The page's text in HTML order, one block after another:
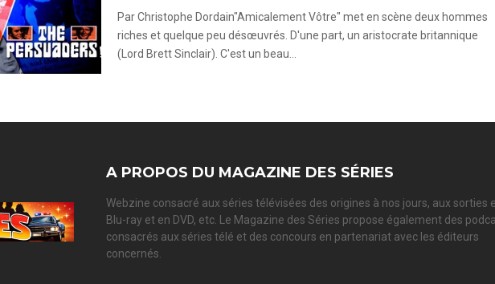
Par Christophe Dordain"Amicalement Vôtre" met en scène deux hommes
riches et quelque peu désœuvrés. D'une part, un aristocrate britannique
(Lord Brett Sinclair). C'est un beau...
A PROPOS DU MAGAZINE DES SÉRIES
Webzine consacré aux séries télévisées des origines à nos jours, aux sorties
Blu-ray et en DVD, etc. Le Magazine des Séries propose également des
consacrés aux séries télé et des concours en partenariat avec les éditeurs
concernés.